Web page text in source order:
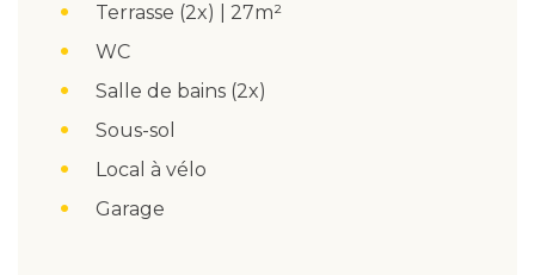
Terrasse (2x) | 27m²
WC
Salle de bains (2x)
Sous-sol
Local à vélo
Garage